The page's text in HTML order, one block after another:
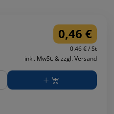
0,46 €
0.46 € / St
inkl. MwSt. & zzgl. Versand